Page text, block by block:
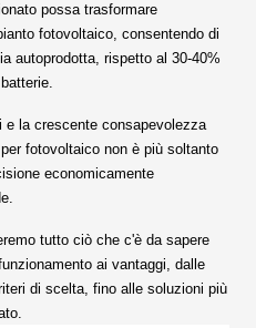
possa trasformare
fotovoltaico, consentendo di
autoprodotta, rispetto al 30-40%
e la crescente consapevolezza
fotovoltaico non è più soltanto
economicamente
tutto ciò che c'è da sapere
ai vantaggi, dalle
di scelta, fino alle soluzioni più